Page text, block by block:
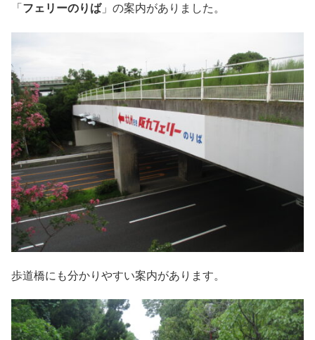
「 フェリーのりば」の案内がありました。
歩道橋にも分かりやすい案内があります。